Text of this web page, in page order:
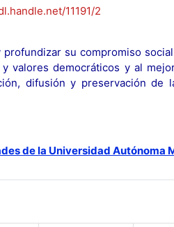
11191/2
su compromiso
valores democráticos y al
difusión y preservación
de la Universidad Autónoma